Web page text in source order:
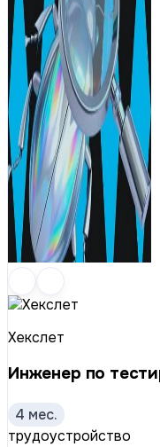
Хекслет
Инженер по
4 мес.
трудоустройство